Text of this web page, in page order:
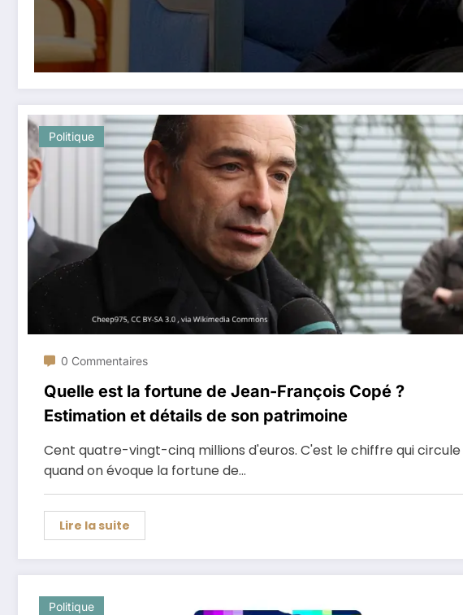
Politique
0 Commentaires
Quelle est la fortune de Jean-François Copé ?
Estimation et détails de son patrimoine
Cent quatre-vingt-cinq millions d'euros. C'est le chiffre qui circule
quand on évoque la fortune de…
Lire la suite
Politique